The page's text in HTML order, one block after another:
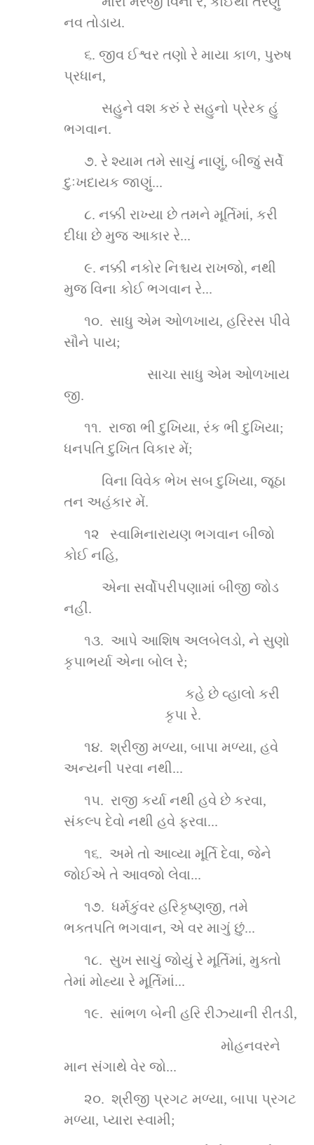
નવ તોડાય.
૬. જીવ ઈશ્વર તણો રે માયા કાળ, પુરુષ
પ્રધાન,
સહુને વશ કરું રે સહુનો પ્રેરક હું
ભગવાન.
૭. રે શ્યામ તમે સાચું નાણું, બીજું સર્વે
દુઃખદાયક જાણું...
૮. નક્કી રાખ્યા છે તમને મૂર્તિમાં, કરી
દીધા છે મુજ આકાર રે...
૯. નક્કી નકોર નિશ્ચય રાખજો, નથી
મુજ વિના કોઈ ભગવાન રે...
૧૦.  સાધુ એમ ઓળખાય, હરિરસ પીવે
સૌને પાય;
સાચા સાધુ એમ ઓળખાય
જી.
૧૧.  રાજા ભી દુખિયા, રંક ભી દુખિયા;
ધનપતિ દુખિત વિકાર મેં;
વિના વિવેક ભેખ સબ દુખિયા, જૂઠા
તન અહંકાર મેં.
૧૨   સ્વામિનારાયણ ભગવાન બીજો
કોઈ નહિ,
એના સર્વોપરીપણામાં બીજી જોડ
નહીં.
૧૩.  આપે આશિષ અલબેલડો, ને સુણો
કૃપાભર્યા એના બોલ રે;
કહે છે વ્હાલો કરી
કૃપા રે.
૧૪.  શ્રીજી મળ્યા, બાપા મળ્યા, હવે
અન્યની પરવા નથી...
૧૫.  રાજી કર્યા નથી હવે છે કરવા,
સંકલ્પ દેવો નથી હવે ફરવા...
૧૬.  અમે તો આવ્યા મૂર્તિ દેવા, જેને
જોઈએ તે આવજો લેવા...
૧૭.  ધર્મકુંવર હરિકૃષ્ણજી, તમે
ભક્તપતિ ભગવાન, એ વર માગું છું...
૧૮.  સુખ સાચું જોયું રે મૂર્તિમાં, મુક્તો
તેમાં મોહ્યા રે મૂર્તિમાં...
૧૯.  સાંભળ બેની હરિ રીઝ્યાની રીતડી,
મોહનવરને
માન સંગાથે વેર જો...
૨૦.  શ્રીજી પ્રગટ મળ્યા, બાપા પ્રગટ
મળ્યા, પ્યારા સ્વામી;